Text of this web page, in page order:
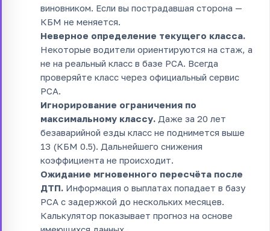
виновником. Если вы пострадавшая сторона —
КБМ не меняется.
Неверное определение текущего класса.
Некоторые водители ориентируются на стаж, а
не на реальный класс в базе РСА. Всегда
проверяйте класс через официальный сервис
РСА.
Игнорирование ограничения по
максимальному классу. Даже за 20 лет
безаварийной езды класс не поднимется выше
13 (КБМ 0.5). Дальнейшего снижения
коэффициента не происходит.
Ожидание мгновенного пересчёта после
ДТП. Информация о выплатах попадает в базу
РСА с задержкой до нескольких месяцев.
Калькулятор показывает прогноз на основе